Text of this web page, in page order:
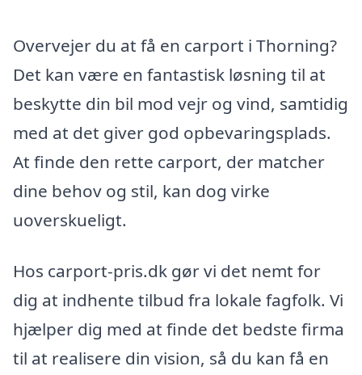
Overvejer du at få en carport i Thorning?
Det kan være en fantastisk løsning til at
beskytte din bil mod vejr og vind, samtidig
med at det giver god opbevaringsplads.
At finde den rette carport, der matcher
dine behov og stil, kan dog virke
uoverskueligt.
Hos carport-pris.dk gør vi det nemt for
dig at indhente tilbud fra lokale fagfolk. Vi
hjælper dig med at finde det bedste firma
til at realisere din vision, så du kan få en